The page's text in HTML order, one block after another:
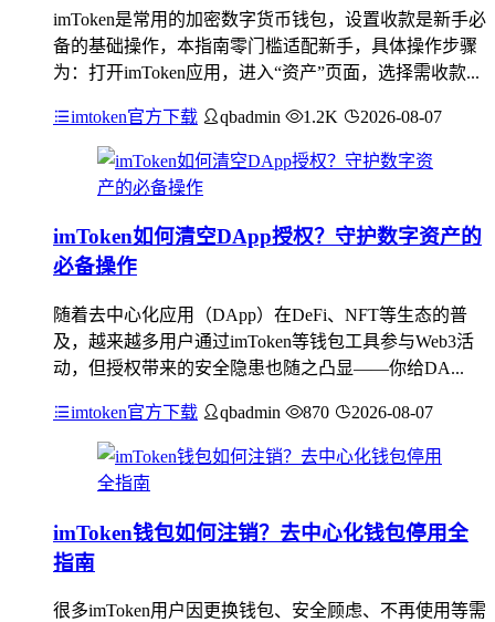
imToken是常用的加密数字货币钱包，设置收款是新手必
备的基础操作，本指南零门槛适配新手，具体操作步骤
为：打开imToken应用，进入“资产”页面，选择需收款...
imtoken官方下载 qbadmin 1.2K 2026-08-07
imToken如何清空DApp授权？守护数字资产的
必备操作
随着去中心化应用（DApp）在DeFi、NFT等生态的普
及，越来越多用户通过imToken等钱包工具参与Web3活
动，但授权带来的安全隐患也随之凸显——你给DA...
imtoken官方下载 qbadmin 870 2026-08-07
imToken钱包如何注销？去中心化钱包停用全
指南
很多imToken用户因更换钱包、安全顾虑、不再使用等需